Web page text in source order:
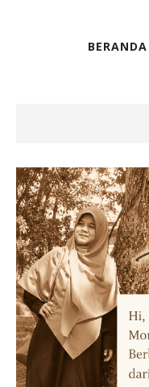
BERANDA